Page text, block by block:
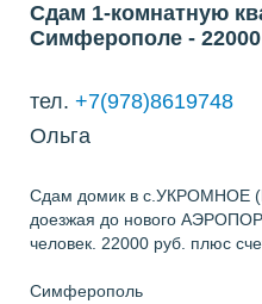
Сдам 1-комнатную
Симферополе - 22000
тел. +7(978)8619748
Ольга
Сдам домик в с.УКРОМНОЕ
доезжая до нового
человек. 22000 руб. плюс
Симферополь